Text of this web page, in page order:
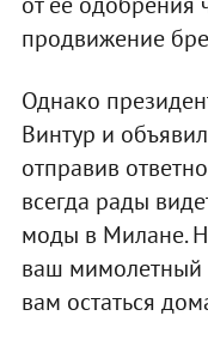
продвижение
Однако
Винтур и
отправив
всегда рады
моды в Милане.
ваш мимолетный
вам остаться